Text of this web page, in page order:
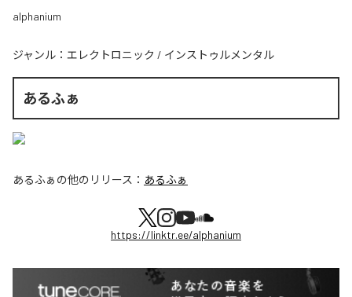
alphanium
ジャンル： エレクトロニック / インストゥルメンタル
あるふぁ
あるふぁ の他のリリース： あるふぁ
https://linktr.ee/alphanium